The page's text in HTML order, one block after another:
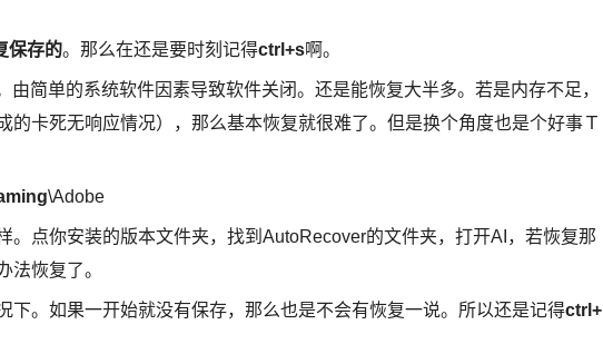
保存的。那么在还是要时刻记得ctrl+s啊。
由简单的系统软件因素导致软件关闭。还是能恢复大半多。若是内存不足，
的卡死无响应情况），那么基本恢复就很难了。但是换个角度也是个好事Ｔ
\Adobe
。点你安装的版本文件夹，找到AutoRecover的文件夹，打开AI，若恢复那
法恢复了。
下。如果一开始就没有保存，那么也是不会有恢复一说。所以还是记得ctrl+